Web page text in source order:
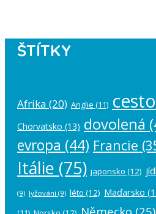
ŠTÍTKY
Afrika (20) Anglie (11)
Chorvatsko (13) dovolená
evropa (44) Francie
Itálie (75) japonsko (12)
(9) lyžování (9) léto (12) Maďarsko